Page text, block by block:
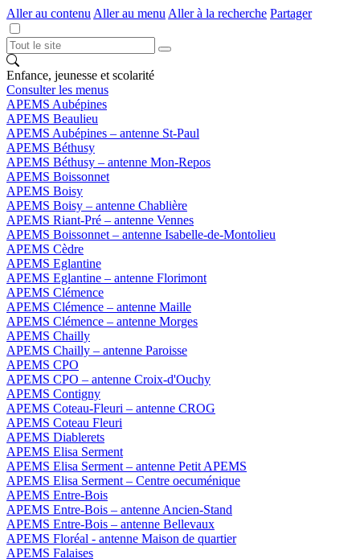
Aller au contenu Aller au menu Aller à la recherche Partager
Enfance, jeunesse et scolarité
Consulter les menus
APEMS Aubépines
APEMS Beaulieu
APEMS Aubépines – antenne St-Paul
APEMS Béthusy
APEMS Béthusy – antenne Mon-Repos
APEMS Boissonnet
APEMS Boisy
APEMS Boisy – antenne Chablière
APEMS Riant-Pré – antenne Vennes
APEMS Boissonnet – antenne Isabelle-de-Montolieu
APEMS Cèdre
APEMS Eglantine
APEMS Eglantine – antenne Florimont
APEMS Clémence
APEMS Clémence – antenne Maille
APEMS Clémence – antenne Morges
APEMS Chailly
APEMS Chailly – antenne Paroisse
APEMS CPO
APEMS CPO – antenne Croix-d'Ouchy
APEMS Contigny
APEMS Coteau-Fleuri – antenne CROG
APEMS Coteau Fleuri
APEMS Diablerets
APEMS Elisa Serment
APEMS Elisa Serment – antenne Petit APEMS
APEMS Elisa Serment – Centre oecuménique
APEMS Entre-Bois
APEMS Entre-Bois – antenne Ancien-Stand
APEMS Entre-Bois – antenne Bellevaux
APEMS Floréal - antenne Maison de quartier
APEMS Falaises